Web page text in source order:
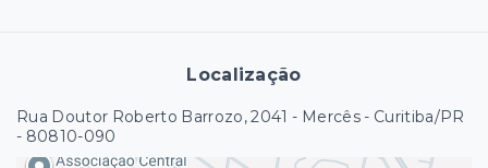
Localização
Rua Doutor Roberto Barrozo, 2041 - Mercês - Curitiba/PR
- 80810-090